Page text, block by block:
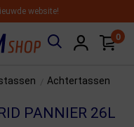
website!
0
Achtertassen
PANNIER 26L